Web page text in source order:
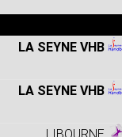
LA SEYNE VHB
LA SEYNE VHB